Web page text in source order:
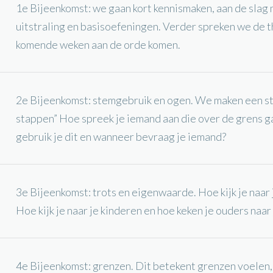
1e Bijeenkomst: we gaan kort kennismaken, aan de slag
uitstraling en basisoefeningen. Verder spreken we de
komende weken aan de orde komen.
2e Bijeenkomst: stemgebruik en ogen. We maken een
stappen” Hoe spreek je iemand aan die over de grens
gebruik je dit en wanneer bevraag je iemand?
3e Bijeenkomst: trots en eigenwaarde. Hoe kijk je naar
Hoe kijk je naar je kinderen en hoe keken je ouders naar
4e Bijeenkomst: grenzen. Dit betekent grenzen